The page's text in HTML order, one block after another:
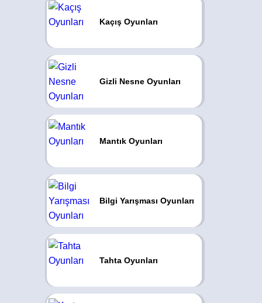
Kaçış Oyunları
Gizli Nesne Oyunları
Mantık Oyunları
Bilgi Yarışması Oyunları
Tahta Oyunları